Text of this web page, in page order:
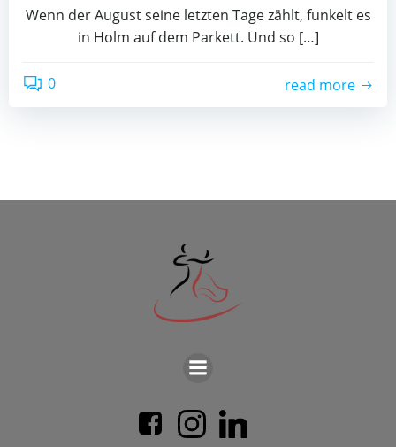
Wenn der August sei­ne letz­ten Tage zählt, fun­kelt es
in Holm auf dem Par­kett. Und so […]
0 read more